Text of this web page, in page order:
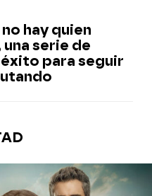
hay quien
una serie de
para seguir
DE LIBERTAD'